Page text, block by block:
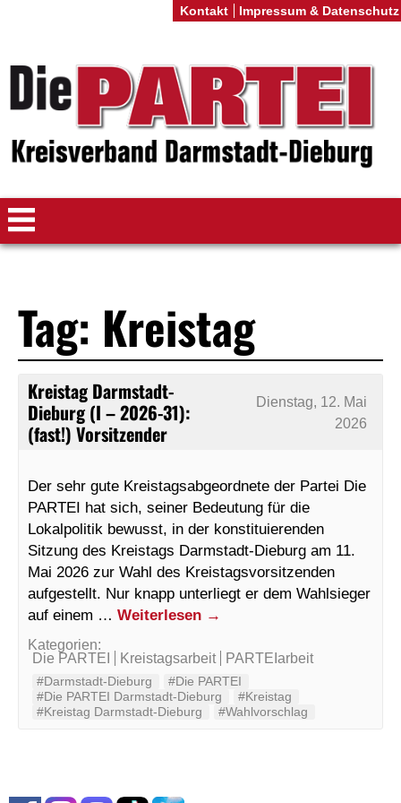
Tag: Kreistag
Kreistag Darmstadt-
Dieburg (I – 2026-31):
(fast!) Vorsitzender
Dienstag, 12. Mai
2026
Der sehr gute Kreistagsabgeordnete der Partei Die
PARTEI hat sich, seiner Bedeutung für die
Lokalpolitik bewusst, in der konstituierenden
Sitzung des Kreistags Darmstadt-Dieburg am 11.
Mai 2026 zur Wahl des Kreistagsvorsitzenden
aufgestellt. Nur knapp unterliegt er dem Wahlsieger
auf einem … Weiterlesen →
Kategorien:
Die PARTEI
Kreistagsarbeit PARTEIarbeit
#Darmstadt-Dieburg
#Die PARTEI
#Die PARTEI Darmstadt-Dieburg
#Kreistag
#Kreistag Darmstadt-Dieburg
#Wahlvorschlag
Kontakt Impressum & Datenschutz